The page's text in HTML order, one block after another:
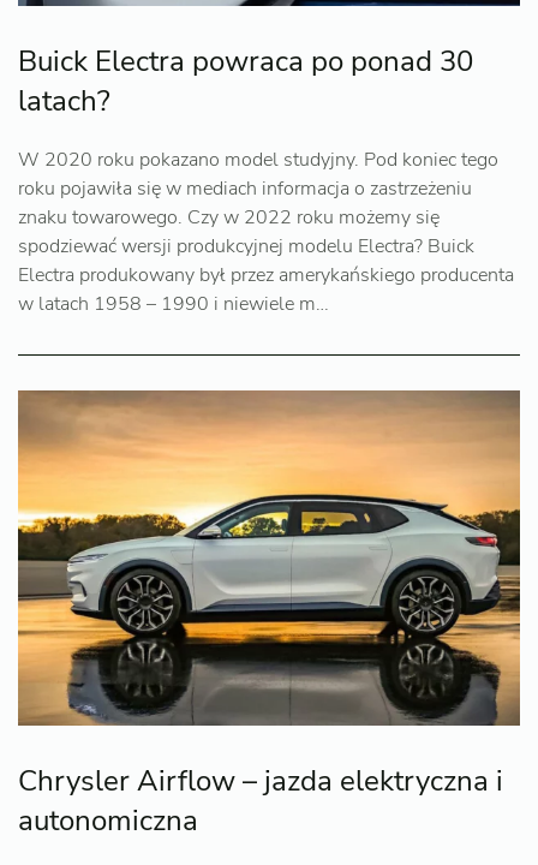
Buick Electra powraca po ponad 30
latach?
W 2020 roku pokazano model studyjny. Pod koniec tego
roku pojawiła się w mediach informacja o zastrzeżeniu
znaku towarowego. Czy w 2022 roku możemy się
spodziewać wersji produkcyjnej modelu Electra? Buick
Electra produkowany był przez amerykańskiego producenta
w latach 1958 – 1990 i niewiele m…
Chrysler Airflow – jazda elektryczna i
autonomiczna